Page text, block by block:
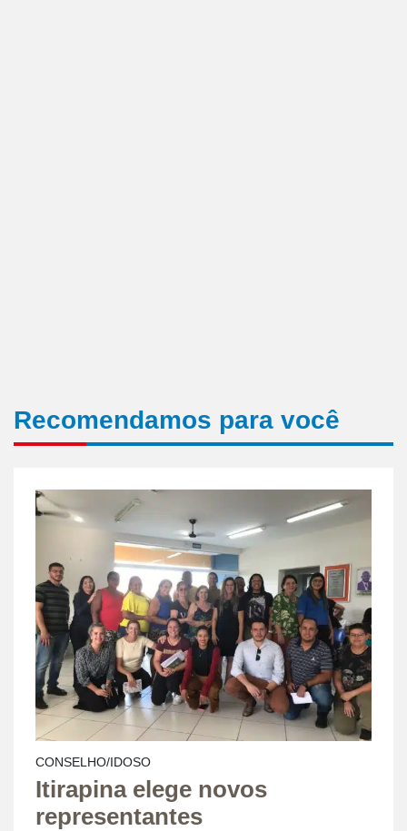
Recomendamos para você
CONSELHO/IDOSO
Itirapina elege novos
representantes